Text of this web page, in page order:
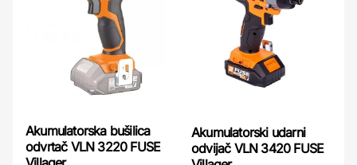
Akumulatorska bušilica
odvrtač VLN 3220 FUSE
Akumulatorski udarni
odvijač VLN 3420 FUSE